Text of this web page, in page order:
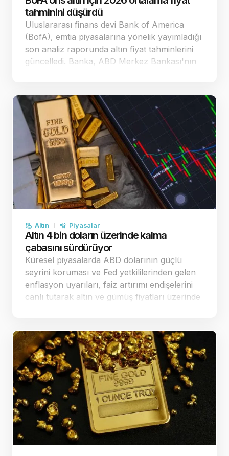
tahminini düşürdü
Uluslararası finans devi Bank of America
(BofA), emtia piyasalarına yönelik yayımladığı
son analiz raporunda altın fiyat tahminlerini
güncelledi. Banka, ABD Merkez Bankası'nın
öngörülerinde …
Altın Piyasalar
Altın 4 bin doların üzerinde kalma
çabasını sürdürüyor
Küresel piyasalarda ABD dolarının güçlü
seyrini koruması ve Fed yetkililerinden gelen
enflasyon uyarıları, faiz artırımı endişelerini
canlı tutarak altın ve gümüş fiyatları üzerinde